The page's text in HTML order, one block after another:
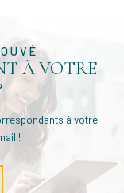
À VOTRE
à votre
!